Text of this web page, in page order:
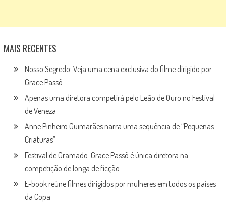
MAIS RECENTES
Nosso Segredo: Veja uma cena exclusiva do filme dirigido por
Grace Passô
Apenas uma diretora competirá pelo Leão de Ouro no Festival
de Veneza
Anne Pinheiro Guimarães narra uma sequência de “Pequenas
Criaturas”
Festival de Gramado: Grace Passô é única diretora na
competição de longa de ficção
E-book reúne filmes dirigidos por mulheres em todos os países
da Copa